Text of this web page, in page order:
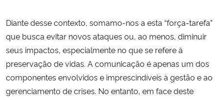
Diante desse contexto, somamo-nos a esta “força-tarefa”
que busca evitar novos ataques ou, ao menos, diminuir
seus impactos, especialmente no que se refere à
preservação de vidas. A comunicação é apenas um dos
componentes envolvidos e imprescindíveis à gestão e ao
gerenciamento de crises. No entanto, em face deste